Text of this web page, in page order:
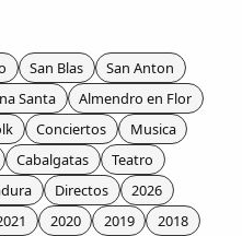
San Blas
San Anton
Santa
Almendro en Flor
Conciertos
Musica
Cabalgatas
Teatro
Directos
2026
2020 2019
2018